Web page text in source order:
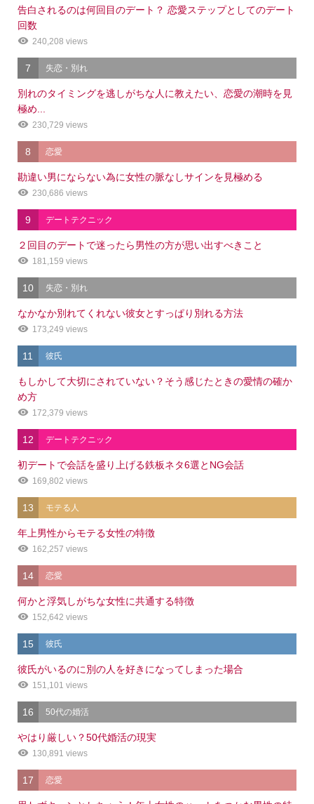
告白されるのは何回目のデート？ 恋愛ステップとしてのデート
回数
240,208 views
7 失恋・別れ
別れのタイミングを逃しがちな人に教えたい、恋愛の潮時を見
極め...
230,729 views
8 恋愛
勘違い男にならない為に女性の脈なしサインを見極める
230,686 views
9 デートテクニック
２回目のデートで迷ったら男性の方が思い出すべきこと
181,159 views
10 失恋・別れ
なかなか別れてくれない彼女とすっぱり別れる方法
173,249 views
11 彼氏
もしかして大切にされていない？そう感じたときの愛情の確か
め方
172,379 views
12 デートテクニック
初デートで会話を盛り上げる鉄板ネタ6選とNG会話
169,802 views
13 モテる人
年上男性からモテる女性の特徴
162,257 views
14 恋愛
何かと浮気しがちな女性に共通する特徴
152,642 views
15 彼氏
彼氏がいるのに別の人を好きになってしまった場合
151,101 views
16 50代の婚活
やはり厳しい？50代婚活の現実
130,891 views
17 恋愛
シェア 電話 メール 会社概要